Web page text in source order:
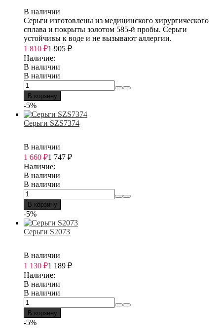
В наличии
Серьги изготовлены из медицинского хирургического
сплава и покрыты золотом 585-й пробы. Серьги
устойчивы к воде и не вызывают аллергии.
1 810 ₽1 905 ₽
Наличие:
В наличии
В наличии
В корзину
-5%
Серьги SZS7374
В наличии
1 660 ₽1 747 ₽
Наличие:
В наличии
В наличии
В корзину
-5%
Серьги S2073
В наличии
1 130 ₽1 189 ₽
Наличие:
В наличии
В наличии
В корзину
-5%